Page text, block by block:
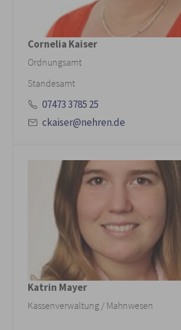
Cornelia Kaiser
Ordnungsamt
Standesamt
07473 3785 25
ckaiser@nehren.de
Katrin Mayer
Kassenverwaltung / Mahnwesen